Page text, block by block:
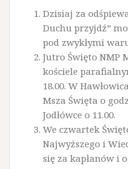
Dzisiaj za
Duchu przyjdź”
pod zwykłymi
Jutro Święto NMP
kościele
18.00. W
Msza Święta o
Jodłówce o 11.00.
We czwartek
Najwyższego i
się za kapłanów i